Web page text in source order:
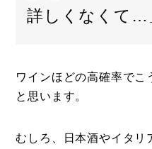
詳しくなくて…
ワインほどの高確率でこ
と思います。
むしろ、日本酒やイタリ